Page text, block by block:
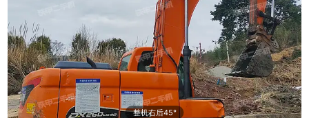
整机右后45°